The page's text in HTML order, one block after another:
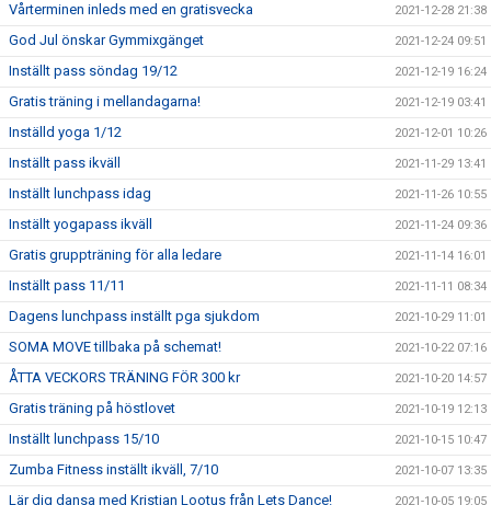
Vårterminen inleds med en gratisvecka 2021-12-28 21:38
God Jul önskar Gymmixgänget 2021-12-24 09:51
Inställt pass söndag 19/12 2021-12-19 16:24
Gratis träning i mellandagarna! 2021-12-19 03:41
Inställd yoga 1/12 2021-12-01 10:26
Inställt pass ikväll 2021-11-29 13:41
Inställt lunchpass idag 2021-11-26 10:55
Inställt yogapass ikväll 2021-11-24 09:36
Gratis gruppträning för alla ledare 2021-11-14 16:01
Inställt pass 11/11 2021-11-11 08:34
Dagens lunchpass inställt pga sjukdom 2021-10-29 11:01
SOMA MOVE tillbaka på schemat! 2021-10-22 07:16
ÅTTA VECKORS TRÄNING FÖR 300 kr 2021-10-20 14:57
Gratis träning på höstlovet 2021-10-19 12:13
Inställt lunchpass 15/10 2021-10-15 10:47
Zumba Fitness inställt ikväll, 7/10 2021-10-07 13:35
Lär dig dansa med Kristjan Lootus från Lets Dance! 2021-10-05 19:05